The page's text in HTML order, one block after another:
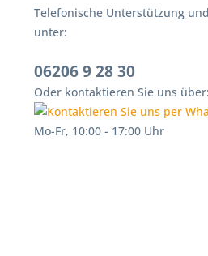
Telefonische Unterstützung
unter:
06206 9 28 30
Oder kontaktieren Sie uns über:
Mo-Fr, 10:00 - 17:00 Uhr